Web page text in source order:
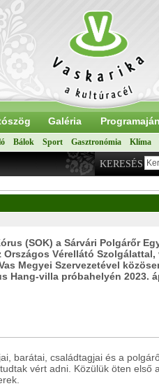
Galéria
Bálok Sport Gasztronómia Klíma
KERESÉS
(SOK) a Sárvári Polgárőr
Országos Vérellátó Szolgálattal,
Megyei Szervezetével
Hang-villa próbahelyén 2023.
barátai, családtagjai és a
vért adni. Közülük öten első